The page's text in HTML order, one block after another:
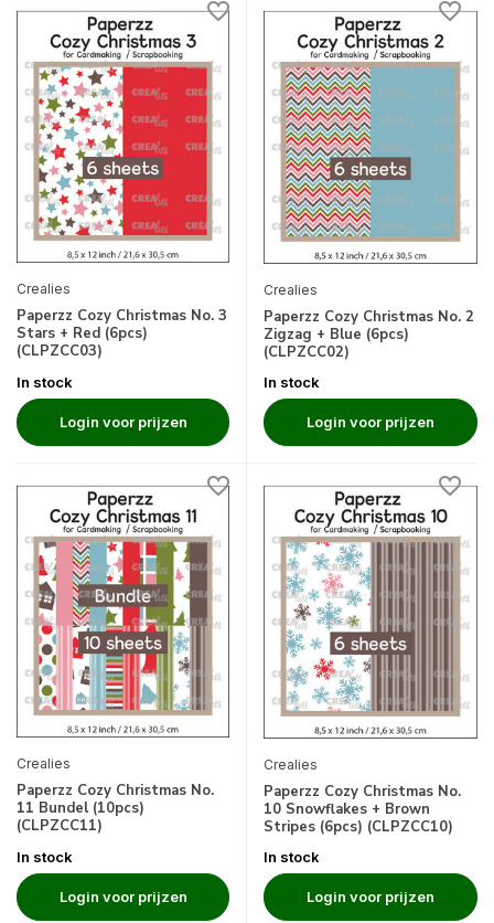
Crealies
Paperzz Cozy Christmas No. 3
Stars + Red (6pcs)
(CLPZCC03)
In stock
Login voor prijzen
Crealies
Paperzz Cozy Christmas No. 2
Zigzag + Blue (6pcs)
(CLPZCC02)
In stock
Login voor prijzen
Crealies
Paperzz Cozy Christmas No.
11 Bundel (10pcs)
(CLPZCC11)
In stock
Login voor prijzen
Crealies
Paperzz Cozy Christmas No.
10 Snowflakes + Brown
Stripes (6pcs) (CLPZCC10)
In stock
Login voor prijzen